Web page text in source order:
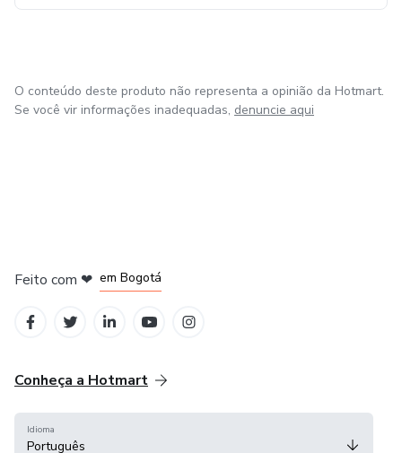
O conteúdo deste produto não representa a opinião da Hotmart.
Se você vir informações inadequadas, denuncie aqui
Feito com ❤ em Bogotá
Conheça a Hotmart
Idioma
Português